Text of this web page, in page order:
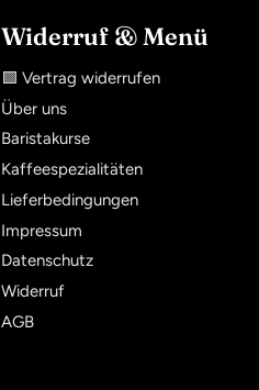
Widerruf & Menü
🟩 Vertrag widerrufen
Über uns
Baristakurse
Kaffeespezialitäten
Lieferbedingungen
Impressum
Datenschutz
Widerruf
AGB